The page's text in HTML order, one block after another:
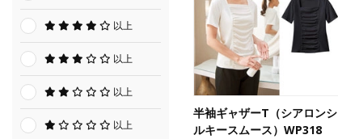
以上
以上
以上
以上
半袖ギャザーT（シアロンシ
ルキースムース）WP318